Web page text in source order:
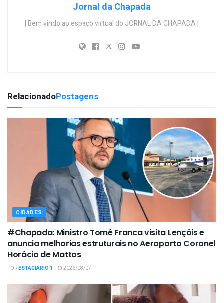
Jornal da Chapada
| Bem vindo ao espaço virtual do JORNAL DA CHAPADA |
RelacionadoPostagens
CIDADES
#Chapada: Ministro Tomé Franca visita Lençóis e
anuncia melhorias estruturais no Aeroporto Coronel
Horácio de Mattos
PORESTAGIÁRIO 1 2026/08/07